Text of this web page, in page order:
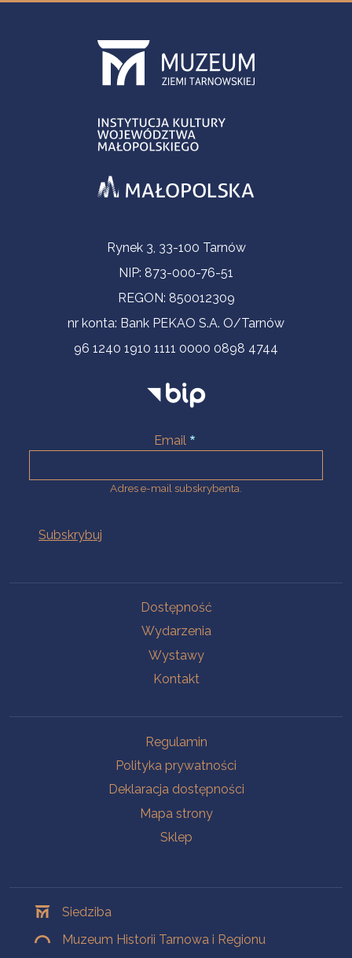
Informacje kontaktoweRynek 3, 33-100 Tarnów
NIP: 873-000-76-51
REGON: 850012309
nr konta: Bank PEKAO S.A. O/Tarnów
96 1240 1910 1111 0000 0898 4744
Email
Adres e-mail subskrybenta.
Dostępność
Wydarzenia
Wystawy
Kontakt
Regulamin
Polityka prywatności
Deklaracja dostępności
Mapa strony
Sklep
Siedziba
Muzeum Historii Tarnowa i Regionu